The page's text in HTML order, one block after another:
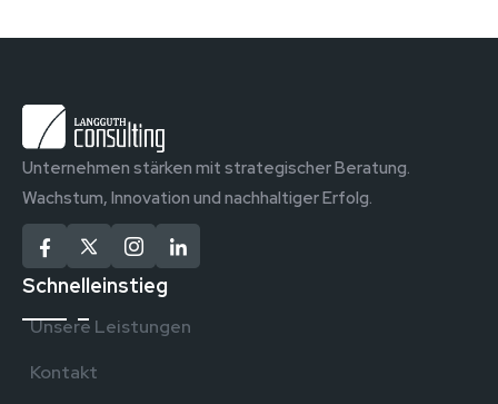
Unternehmen stärken mit strategischer Beratung.
Wachstum, Innovation und nachhaltiger Erfolg.
Schnelleinstieg
Unsere Leistungen
Kontakt